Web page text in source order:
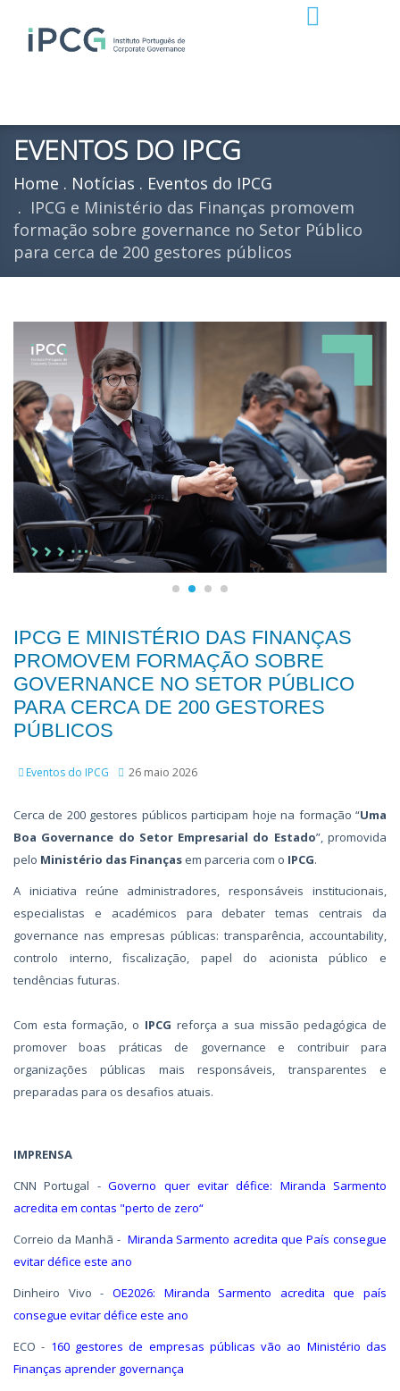
EVENTOS DO IPCG
Home Notícias
Eventos do IPCG
IPCG e Ministério das Finanças promovem
formação sobre governance no Setor Público
para cerca de 200 gestores públicos
IPCG E MINISTÉRIO DAS FINANÇAS
PROMOVEM FORMAÇÃO SOBRE
GOVERNANCE NO SETOR PÚBLICO
PARA CERCA DE 200 GESTORES
PÚBLICOS
Eventos do IPCG 26 maio 2026
Cerca de 200 gestores públicos participam hoje na formação “Uma
Boa Governance do Setor Empresarial do Estado”, promovida
pelo Ministério das Finanças em parceria com o IPCG.
A iniciativa reúne administradores, responsáveis institucionais,
especialistas e académicos para debater temas centrais da
governance nas empresas públicas: transparência, accountability,
controlo interno, fiscalização, papel do acionista público e
tendências futuras.
Com esta formação, o IPCG reforça a sua missão pedagógica de
promover boas práticas de governance e contribuir para
organizações públicas mais responsáveis, transparentes e
preparadas para os desafios atuais.
IMPRENSA
CNN Portugal -Governo quer evitar défice: Miranda Sarmento
acredita em contas "perto de zero“
Correio da Manhã - Miranda Sarmento acredita que País consegue
evitar défice este ano
Dinheiro Vivo - OE2026: Miranda Sarmento acredita que país
consegue evitar défice este ano
ECO - 160 gestores de empresas públicas vão ao Ministério das
Finanças aprender governança